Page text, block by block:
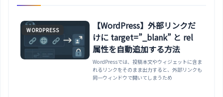
WORDPRESS
【WordPress】外部リンクだ
けに target=”_blank” と rel
属性を自動追加する方法
WordPressでは、投稿本文やウィジェットに含ま
れるリンクをそのまま出力すると、外部リンクも
同一ウィンドウで開いてしまうため